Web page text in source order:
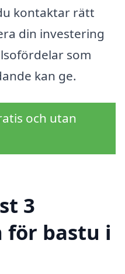
kontaktar rätt
din investering
som
kan ge.
och utan
3
för bastu i